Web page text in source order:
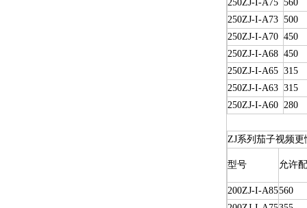
250ZJ-I-A75 560
250ZJ-I-A73 500
250ZJ-I-A70 450
250ZJ-I-A68 450
250ZJ-I-A65 315
250ZJ-I-A63 315
250ZJ-I-A60 280
ZJ系列茄子视频
型号 允许
200ZJ-I-A85560